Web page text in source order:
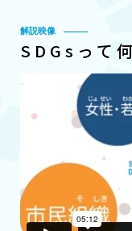
解説映像
SDGsって